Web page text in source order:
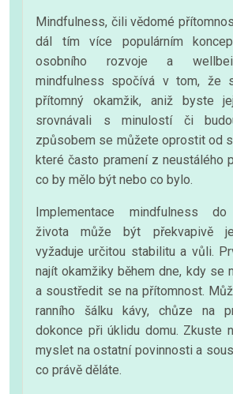
Mindfulness, čili vědomé
dál tím více populárním
osobního rozvoje a
mindfulness spočívá v tom, že
přítomný okamžik, aniž byste
srovnávali s minulostí či
způsobem se můžete oprostit od
které často pramení z neustálého
co by mělo být nebo co bylo.
Implementace mindfulness do
života může být překvapivě
vyžaduje určitou stabilitu a vůli.
najít okamžiky během dne, kdy se
a soustředit se na přítomnost.
ranního šálku kávy, chůze na
dokonce při úklidu domu. Zkuste
myslet na ostatní povinnosti a
co právě děláte.